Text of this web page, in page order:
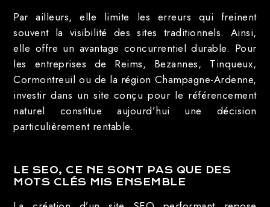
Par ailleurs, elle limite les erreurs qui freinent
souvent la visibilité des sites traditionnels. Ainsi,
elle offre un avantage concurrentiel durable. Pour
les entreprises de Reims, Bezannes, Tinqueux,
Cormontreuil ou de la région Champagne-Ardenne,
investir dans un site conçu pour le référencement
naturel constitue aujourd’hui une décision
particulièrement rentable.
LE SEO, CE NE SONT PAS QUE DES
MOTS CLÉS MIS ENSEMBLE